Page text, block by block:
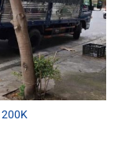
200K